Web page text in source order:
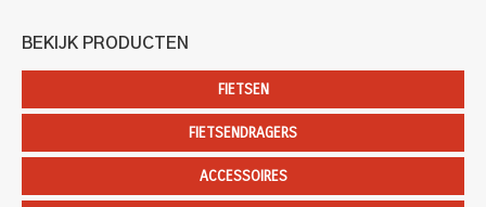
BEKIJK PRODUCTEN
FIETSEN
FIETSENDRAGERS
ACCESSOIRES